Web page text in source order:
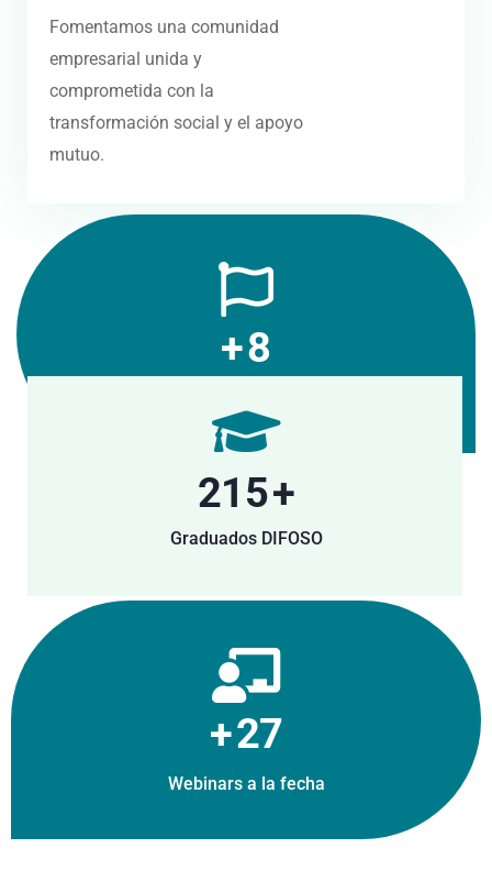
Fomentamos una comunidad
empresarial unida y
comprometida con la
transformación social y el apoyo
mutuo.
+10
293+
Graduados DIFOSO
+36
Webinars a la fecha